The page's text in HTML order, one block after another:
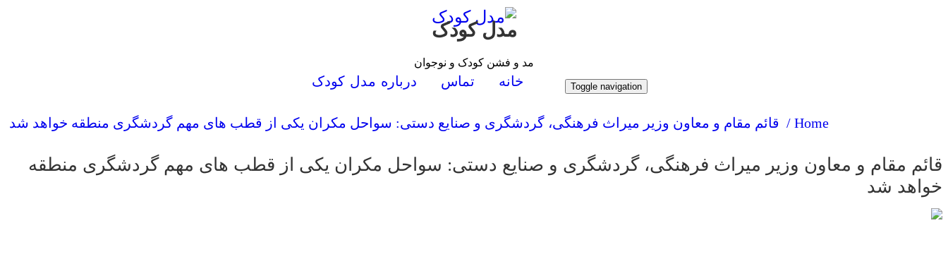
Toggle navigation
مدل کودک
مد و فشن کودک و نوجوان
خانه تماس درباره مدل کودک
Home / قائم مقام و معاون وزیر میراث فرهنگی، گردشگری و صنایع دستی: سواحل مکران یکی از قطب های مهم گردشگری منطقه خواهد شد
قائم مقام و معاون وزیر میراث فرهنگی، گردشگری و صنایع دستی: سواحل مکران یکی از قطب های مهم گردشگری منطقه
خواهد شد